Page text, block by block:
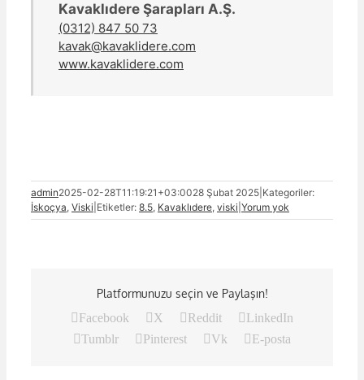
Kavaklıdere Şarapları A.Ş.
(0312) 847 50 73
kavak@kavaklidere.com
www.kavaklidere.com
admin2025-02-28T11:19:21+03:0028 Şubat 2025 Kategoriler:
İskoçya, Viski Etiketler: 8.5, Kavaklıdere, viski Yorum yok
Platformunuzu seçin ve Paylaşın!
Facebook
X Reddit
LinkedIn
Tumblr
Pinterest Vk E-posta